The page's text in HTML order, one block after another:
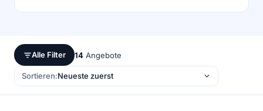
Alle Filter 14 Angebote
Sortieren: